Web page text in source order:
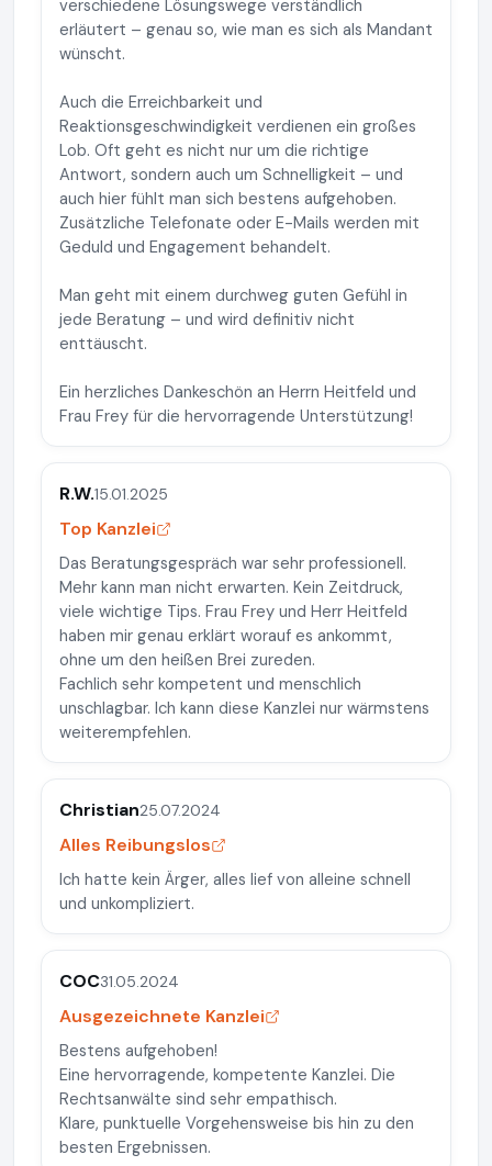
verschiedene Lösungswege verständlich
erläutert – genau so, wie man es sich als Mandant
wünscht.
Auch die Erreichbarkeit und
Reaktionsgeschwindigkeit verdienen ein großes
Lob. Oft geht es nicht nur um die richtige
Antwort, sondern auch um Schnelligkeit – und
auch hier fühlt man sich bestens aufgehoben.
Zusätzliche Telefonate oder E-Mails werden mit
Geduld und Engagement behandelt.
Man geht mit einem durchweg guten Gefühl in
jede Beratung – und wird definitiv nicht
enttäuscht.
Ein herzliches Dankeschön an Herrn Heitfeld und
Frau Frey für die hervorragende Unterstützung!
R.W.15.01.2025
Top Kanzlei
Das Beratungsgespräch war sehr professionell.
Mehr kann man nicht erwarten. Kein Zeitdruck,
viele wichtige Tips. Frau Frey und Herr Heitfeld
haben mir genau erklärt worauf es ankommt,
ohne um den heißen Brei zureden.
Fachlich sehr kompetent und menschlich
unschlagbar. Ich kann diese Kanzlei nur wärmstens
weiterempfehlen.
Christian25.07.2024
Alles Reibungslos
Ich hatte kein Ärger, alles lief von alleine schnell
und unkompliziert.
COC31.05.2024
Ausgezeichnete Kanzlei
Bestens aufgehoben!
Eine hervorragende, kompetente Kanzlei. Die
Rechtsanwälte sind sehr empathisch.
Klare, punktuelle Vorgehensweise bis hin zu den
besten Ergebnissen.